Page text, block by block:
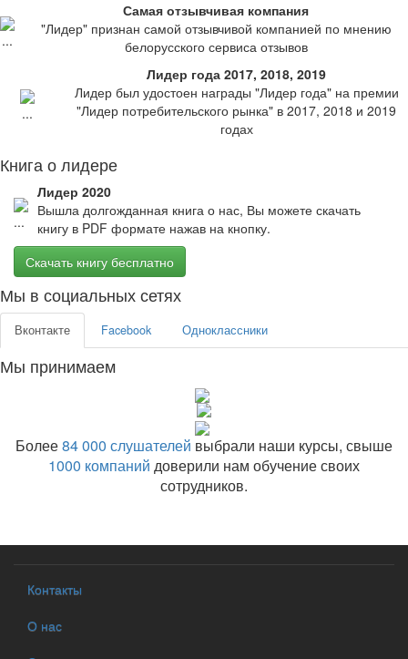
Самая отзывчивая компания
"Лидер" признан самой отзывчивой компанией по мнению
белорусского сервиса отзывов
Лидер года 2017, 2018, 2019
Лидер был удостоен награды "Лидер года" на премии
"Лидер потребительского рынка" в 2017, 2018 и 2019
годах
Книга о лидере
Лидер 2020
Вышла долгожданная книга о нас, Вы можете скачать
книгу в PDF формате нажав на кнопку.
Скачать книгу бесплатно
Мы в социальных сетях
Вконтакте Facebook Одноклассники
Мы принимаем
Более84 000 слушателей выбрали наши курсы, свыше
1000 компаний доверили нам обучение своих
сотрудников.
Контакты
О нас